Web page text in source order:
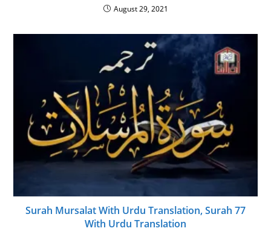
August 29, 2021
Surah Mursalat With Urdu Translation, Surah 77
With Urdu Translation